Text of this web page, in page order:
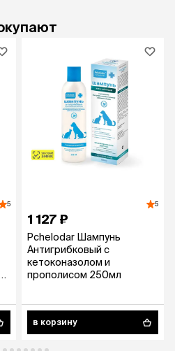
5 5
1 127 ₽
Pchelodar Шампунь
Антигрибковый с
кетоконазолом и
прополисом 250мл
в корзину